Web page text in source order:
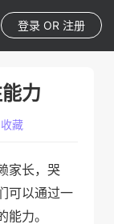
登录 OR 注册
力
收藏
家长，哭
可以通过一
能力。